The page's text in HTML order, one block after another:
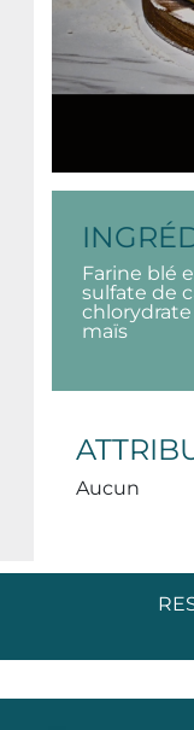
Farine blé
sulfate de
maïs
Aucun